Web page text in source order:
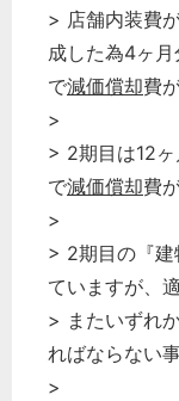
> 店舗内装費
成した為4ヶ
で減価償却費
>
> 2期目は12
で減価償却費
>
> 2期目の『建
ていますが、
> またいずれ
ればならない
>